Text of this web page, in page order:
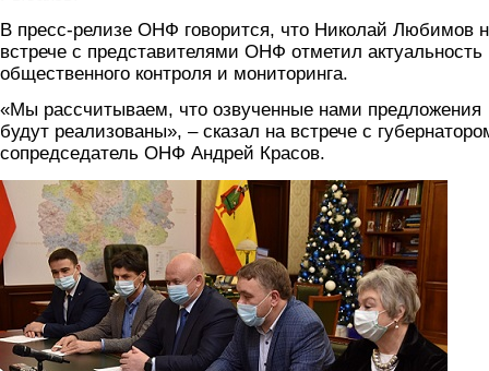
В пресс-релизе ОНФ говорится, что Николай Любимов
встрече с представителями ОНФ отметил актуальность
общественного контроля и мониторинга.
«Мы рассчитываем, что озвученные нами предложения
будут реализованы», – сказал на встрече с
сопредседатель ОНФ Андрей Красов.
2.jpg